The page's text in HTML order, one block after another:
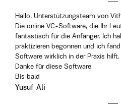
Hallo, Unterstützungsteam von
Die online VC-Software, die Ihr
fantastisch für die Anfänger. Ich
praktizieren begonnen und ich
Software wirklich in der Praxis hilft.
Danke für diese Software
Bis bald
Yusuf Ali